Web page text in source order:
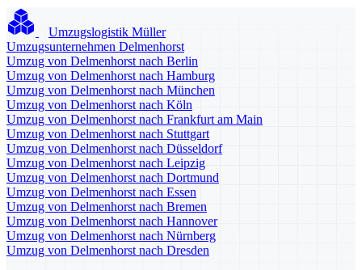
Umzugslogistik Müller
Umzugsunternehmen Delmenhorst
Umzug von Delmenhorst nach Berlin
Umzug von Delmenhorst nach Hamburg
Umzug von Delmenhorst nach München
Umzug von Delmenhorst nach Köln
Umzug von Delmenhorst nach Frankfurt am Main
Umzug von Delmenhorst nach Stuttgart
Umzug von Delmenhorst nach Düsseldorf
Umzug von Delmenhorst nach Leipzig
Umzug von Delmenhorst nach Dortmund
Umzug von Delmenhorst nach Essen
Umzug von Delmenhorst nach Bremen
Umzug von Delmenhorst nach Hannover
Umzug von Delmenhorst nach Nürnberg
Umzug von Delmenhorst nach Dresden